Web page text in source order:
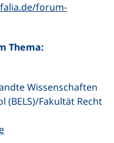
forum-
Link, öffnet neues
Thema:
Wissenschaften
(BELS)/Fakultät Recht
(öffnet Ihr E-Mail-